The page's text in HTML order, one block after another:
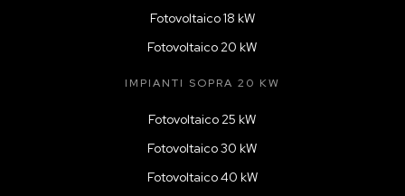
Fotovoltaico 18 kW
Fotovoltaico 20 kW
IMPIANTI SOPRA 20 KW
Fotovoltaico 25 kW
Fotovoltaico 30 kW
Fotovoltaico 40 kW